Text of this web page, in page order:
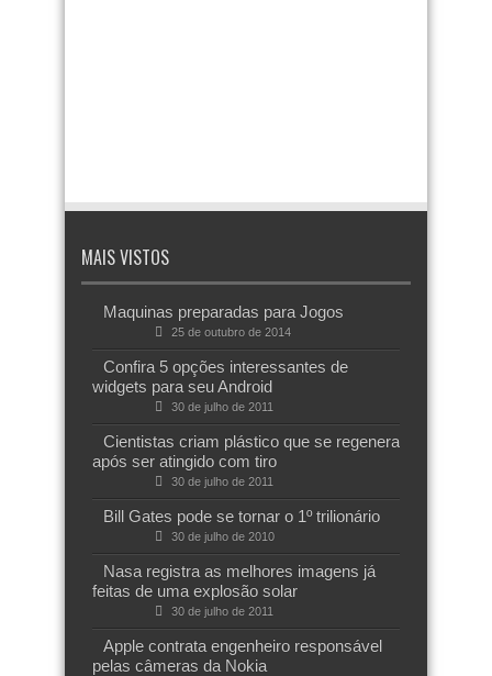
MAIS VISTOS
Maquinas preparadas para Jogos
25 de outubro de 2014
Confira 5 opções interessantes de
widgets para seu Android
30 de julho de 2011
Cientistas criam plástico que se regenera
após ser atingido com tiro
30 de julho de 2011
Bill Gates pode se tornar o 1º trilionário
30 de julho de 2010
Nasa registra as melhores imagens já
feitas de uma explosão solar
30 de julho de 2011
Apple contrata engenheiro responsável
pelas câmeras da Nokia